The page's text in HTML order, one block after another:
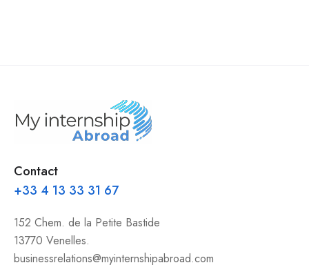
Contact
+33 4 13 33 31 67
152 Chem. de la Petite Bastide
13770 Venelles.
businessrelations@myinternshipabroad.com